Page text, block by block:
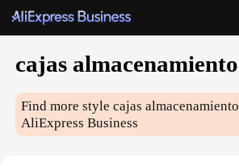
cajas almacenamiento
Find more stylecajas almacenamiento
AliExpress Business